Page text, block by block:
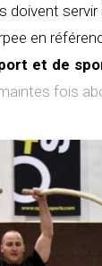
doivent
en
et de
fois